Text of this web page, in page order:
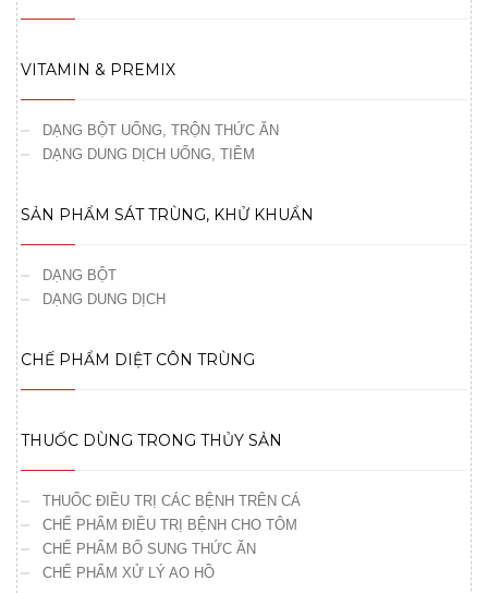
VITAMIN & PREMIX
DẠNG BỘT UỐNG, TRỘN THỨC ĂN
DẠNG DUNG DỊCH UỐNG, TIÊM
SẢN PHẨM SÁT TRÙNG, KHỬ KHUẨN
DẠNG BỘT
DẠNG DUNG DỊCH
CHẾ PHẨM DIỆT CÔN TRÙNG
THUỐC DÙNG TRONG THỦY SẢN
THUỐC ĐIỀU TRỊ CÁC BỆNH TRÊN CÁ
CHẾ PHẨM ĐIỀU TRỊ BỆNH CHO TÔM
CHẾ PHẨM BỔ SUNG THỨC ĂN
CHẾ PHẨM XỬ LÝ AO HỒ